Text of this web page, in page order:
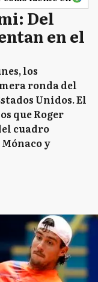
Del
en el
los
ronda del
Unidos. El
que Roger
cuadro
y